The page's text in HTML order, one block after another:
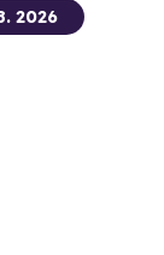
2026